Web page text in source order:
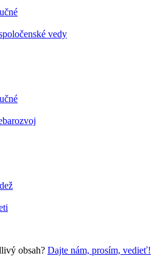
vedy
obsah? Dajte nám, prosím, vedieť!